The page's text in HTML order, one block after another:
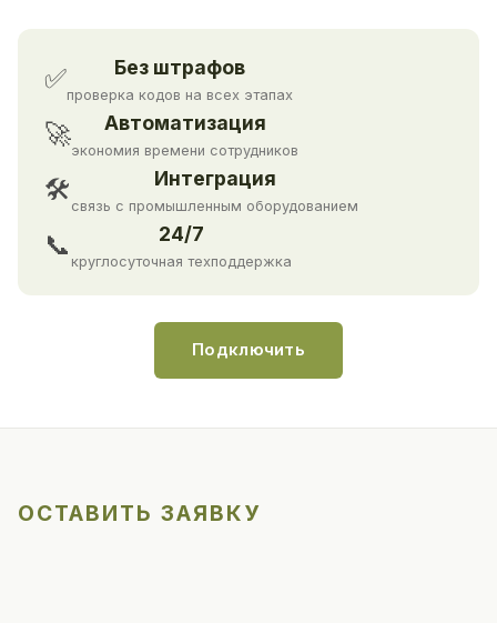
✅ Без штрафов
проверка кодов на всех этапах
🚀 Автоматизация
экономия времени сотрудников
🛠 Интеграция
связь с промышленным оборудованием
📞 24/7
круглосуточная техподдержка
Подключить
ОСТАВИТЬ ЗАЯВКУ